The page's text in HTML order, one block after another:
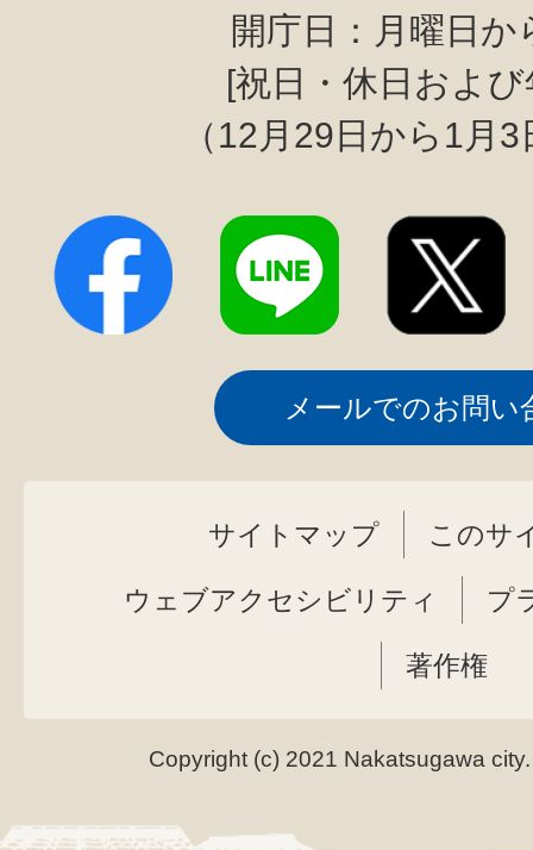
開庁日：月曜日か
[祝日・休日およ
（12月29日から1月
メールでのお問い
サイトマップ このサ
ウェブアクセシビリティ プ
著作権
Copyright (c) 2021 Nakatsugawa